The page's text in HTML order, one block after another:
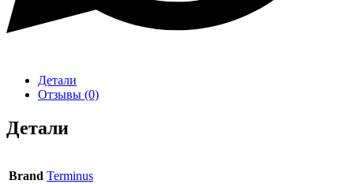
Детали
Отзывы (0)
Детали
Brand Terminus